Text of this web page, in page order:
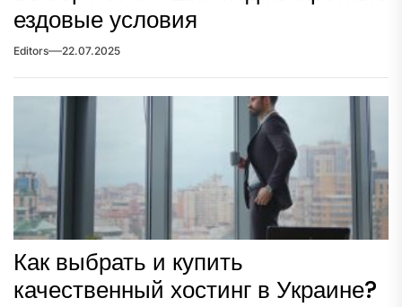
ездовые условия
Editors 22.07.2025
Как выбрать и купить
качественный хостинг в Украине?